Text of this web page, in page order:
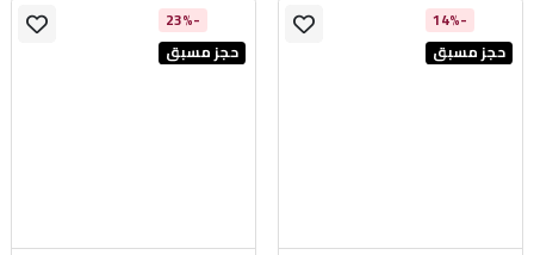
-14%
حجز مسبق
-23%
حجز مسبق